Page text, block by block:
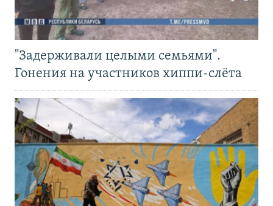
"Задерживали целыми семьями".
Гонения на участников хиппи-слёта